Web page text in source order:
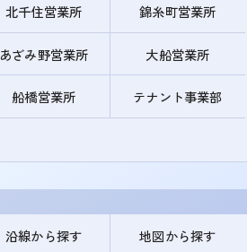
北千住営業所 錦糸町営業所
あざみ野営業所 大船営業所
船橋営業所 テナント事業部
沿線から探す 地図から探す